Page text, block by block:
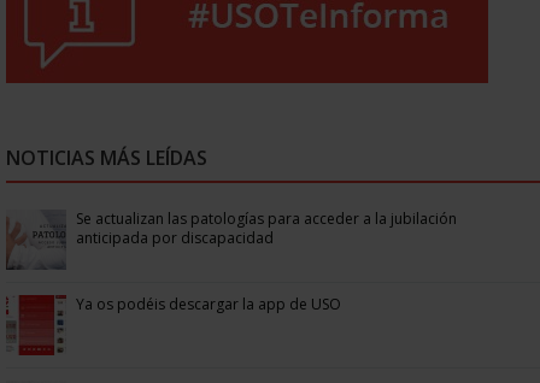
NOTICIAS MÁS LEÍDAS
Se actualizan las patologías para acceder a la jubilación
anticipada por discapacidad
Ya os podéis descargar la app de USO